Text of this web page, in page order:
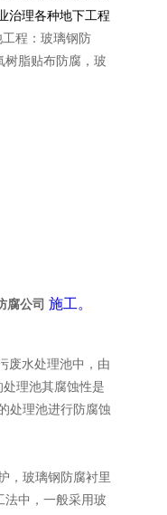
治理各种地下工程
程：玻璃钢防
树脂贴布防腐，玻
腐公司 施工。
废水处理池中，由
理池其腐蚀性是
处理池进行防腐蚀
，玻璃钢防腐衬里
法中，一般采用玻